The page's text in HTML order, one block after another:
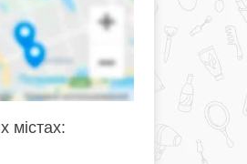
містах: